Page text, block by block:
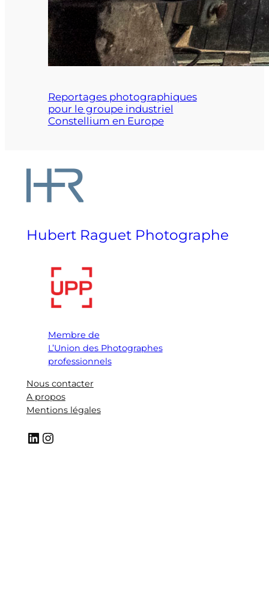
Reportages photographiques
pour le groupe industriel
Constellium en Europe
Hubert Raguet Photographe
Membre de
L’Union des Photographes
professionnels
Nous contacter
A propos
Mentions légales
LinkedIn Instagram